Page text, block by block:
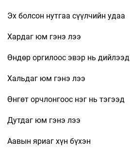
Эх болсон нутгаа сүүлчийн удаа
Хардаг юм гэнэ лээ
Өндөр оргилоос эвэр нь дийлээд
Хальдаг юм гэнэ лээ
Өнгөт орчлонгоос нэг нь тэгээд
Дутдаг юм гэнэ лээ
Аавын яриаг хүн бүхэн